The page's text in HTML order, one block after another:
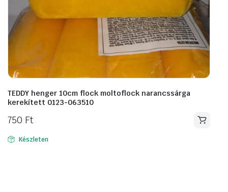
TEDDY henger 10cm flock moltoflock narancssárga
kerekített 0123-063510
750 Ft
Készleten